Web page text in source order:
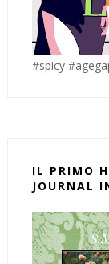
#spicy
IL PRIMO
JOURNAL